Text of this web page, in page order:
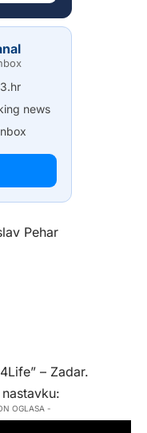
news
Pehar
– Zadar.
OGLASA -